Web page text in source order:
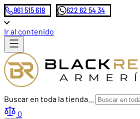
961 515 618 622 62 54 34
Ir al contenido
Buscar en toda la tienda...
0